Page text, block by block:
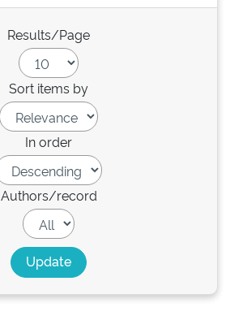
Results/Page
Sort items by
In order
Authors/record